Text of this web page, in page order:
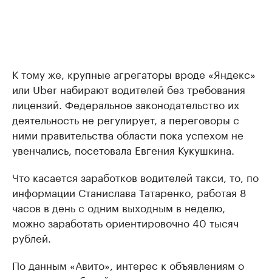
К тому же, крупные агрегаторы вроде «Яндекс»
или Uber набирают водителей без требования
лицензий. Федеральное законодательство их
деятельность не регулирует, а переговоры с
ними правительства области пока успехом не
увенчались, посетовала Евгения Кукушкина.
Что касается заработков водителей такси, то, по
информации Станислава Татаренко, работая 8
часов в день с одним выходным в неделю,
можно заработать ориентировочно 40 тысяч
рублей.
По данным «Авито», интерес к объявлениям о